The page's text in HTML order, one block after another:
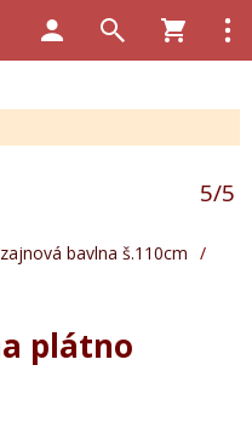
5/5
bavlna š.110cm /
plátno